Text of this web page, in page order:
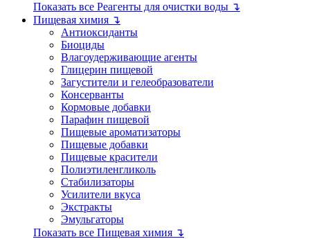
Показать все Реагенты для очистки воды ↴
Пищевая химия ↴
Антиоксиданты
Биоциды
Влагоудерживающие агенты
Глицерин пищевой
Загустители и гелеобразователи
Консерванты
Кормовые добавки
Парафин пищевой
Пищевые ароматизаторы
Пищевые добавки
Пищевые красители
Полиэтиленгликоль
Стабилизаторы
Усилители вкуса
Экстракты
Эмульгаторы
Показать все Пищевая химия ↴